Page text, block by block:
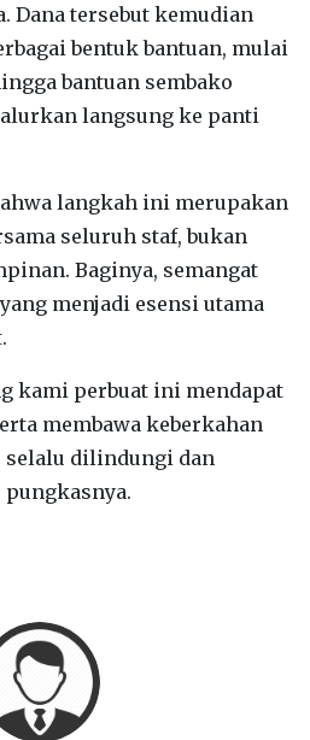
Dana tersebut kemudian
bentuk bantuan, mulai
bantuan sembako
langsung ke panti
langkah ini merupakan
seluruh staf, bukan
Baginya, semangat
menjadi esensi utama
kami perbuat ini mendapat
membawa keberkahan
selalu dilindungi dan